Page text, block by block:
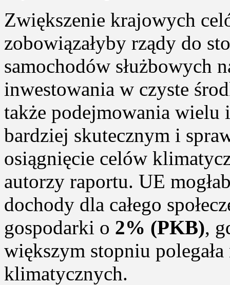
Zwiększenie krajowych
zobowiązałyby rządy do
samochodów służbowych
inwestowania w czyste
także podejmowania wielu
bardziej skutecznym i
osiągnięcie celów
autorzy raportu. UE
dochody dla całego
gospodarki o 2% (PKB),
większym stopniu
klimatycznych.